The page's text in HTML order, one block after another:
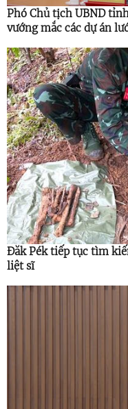
Phó Chủ tịch UBND
vướng mắc các dự án
Đăk Pék tiếp tục tìm
liệt sĩ